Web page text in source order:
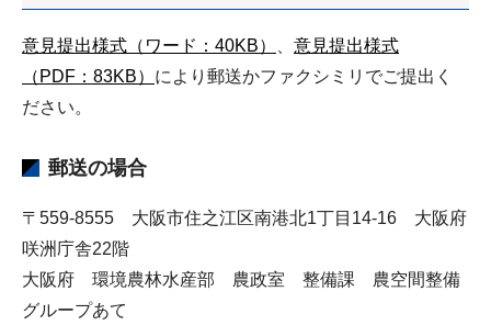
意見提出様式（ワード：40KB）
意見提出様式
（PDF：83KB） により郵送かファクシミリでご提出く
ださい。
郵送の場合
〒559-8555 大阪市住之江区南港北1丁目14-16 大阪府
咲洲庁舎22階
大阪府 環境農林水産部 農政室 整備課 農空間整備
グループあて